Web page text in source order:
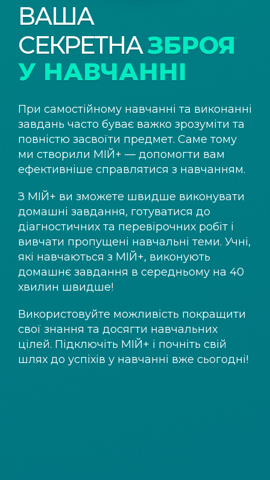
ВАША
СЕКРЕТНАЗБРОЯ
У НАВЧАННІ
При самостійному навчанні та виконанні
завдань часто буває важко зрозуміти та
повністю засвоїти предмет. Саме тому
ми створили МІЙ+ — допомогти вам
ефективніше справлятися з навчанням.
З МІЙ+ ви зможете швидше виконувати
домашні завдання, готуватися до
діагностичних та перевірочних робіт і
вивчати пропущені навчальні теми. Учні,
які навчаються з МІЙ+, виконують
домашнє завдання в середньому на 40
хвилин швидше!
Використовуйте можливість покращити
свої знання та досягти навчальних
цілей. Підключіть МІЙ+ і почніть свій
шлях до успіхів у навчанні вже сьогодні!